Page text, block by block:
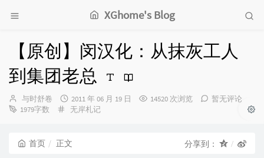
XGhome's Blog
【原创】闵汉化：从抹灰工人
到集团老总
博
主：
与时舒卷
发
布
2011 年 06 月 19 日 14520 次浏览
暂无评论
1979字数
分
无岸札记
首页 正文 分享到：